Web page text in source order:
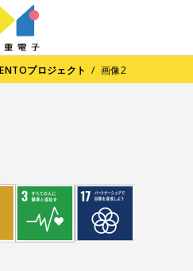
プロジェクト / 画像2